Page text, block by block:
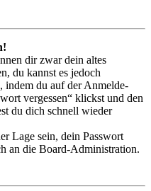
dir zwar dein altes
du kannst es jedoch
indem du auf der Anmelde-
vergessen“ klickst und den
du dich schnell wieder
Lage sein, dein Passwort
an die Board-Administration.